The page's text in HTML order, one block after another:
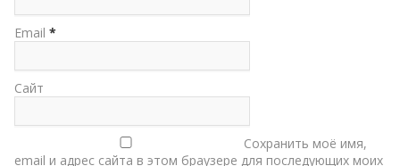
Email *
Сайт
Сохранить моё имя,
email и адрес сайта в этом браузере для последующих моих